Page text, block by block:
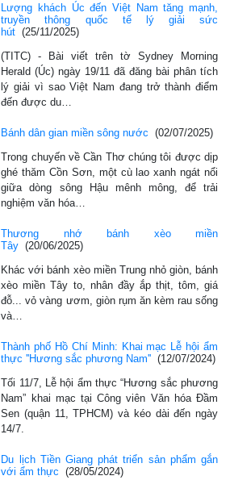
Lượng khách Úc đến Việt Nam tăng mạnh,
truyền thông quốc tế lý giải sức
hút (25/11/2025)
(TITC) - Bài viết trên tờ Sydney Morning
Herald (Úc) ngày 19/11 đã đăng bài phân tích
lý giải vì sao Việt Nam đang trở thành điểm
đến được du…
Bánh dân gian miền sông nước
(02/07/2025)
Trong chuyến về Cần Thơ chúng tôi được dịp
ghé thăm Cồn Sơn, một cù lao xanh ngát nổi
giữa dòng sông Hậu mênh mông, để trải
nghiệm văn hóa…
Thương nhớ bánh xèo miền
Tây (20/06/2025)
Khác với bánh xèo miền Trung nhỏ giòn, bánh
xèo miền Tây to, nhân đầy ắp thịt, tôm, giá
đỗ... vỏ vàng ươm, giòn rụm ăn kèm rau sống
và…
Thành phố Hồ Chí Minh: Khai mạc Lễ hội ẩm
thực ''Hương sắc phương Nam'' (12/07/2024)
Tối 11/7, Lễ hội ẩm thực “Hương sắc phương
Nam” khai mạc tại Công viên Văn hóa Đầm
Sen (quận 11, TPHCM) và kéo dài đến ngày
14/7.
Du lịch Tiền Giang phát triển sản phẩm gắn
với ẩm thực
(28/05/2024)